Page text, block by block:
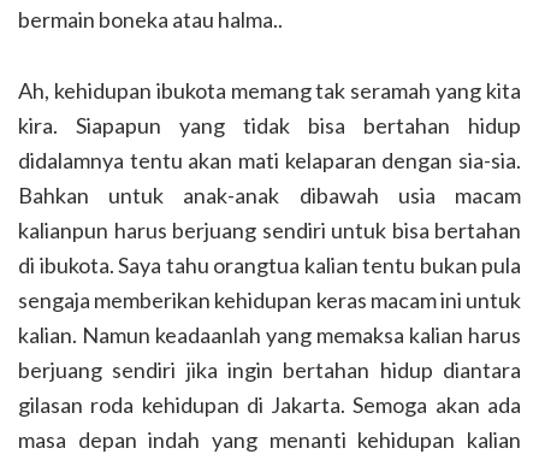
bermain boneka atau halma..
Ah, kehidupan ibukota memang tak seramah yang kita
kira. Siapapun yang tidak bisa bertahan hidup
didalamnya tentu akan mati kelaparan dengan sia-sia.
Bahkan untuk anak-anak dibawah usia macam
kalianpun harus berjuang sendiri untuk bisa bertahan
di ibukota. Saya tahu orangtua kalian tentu bukan pula
sengaja memberikan kehidupan keras macam ini untuk
kalian. Namun keadaanlah yang memaksa kalian harus
berjuang sendiri jika ingin bertahan hidup diantara
gilasan roda kehidupan di Jakarta. Semoga akan ada
masa depan indah yang menanti kehidupan kalian